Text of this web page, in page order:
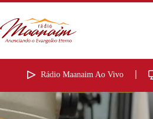
Rádio Maanaim Ao Vivo